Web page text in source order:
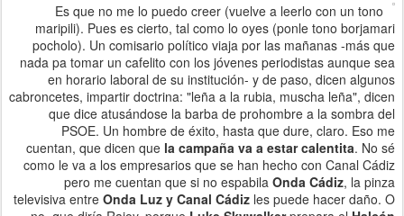
Es que no me lo puedo creer (vuelve a leerlo con un tono
maripili). Pues es cierto, tal como lo oyes (ponle tono borjamari
pocholo). Un comisario político viaja por las mañanas -más que
nada pa tomar un cafelito con los jóvenes periodistas aunque sea
en horario laboral de su institución- y de paso, dicen algunos
cabroncetes, impartir doctrina: "leña a la rubia, muscha leña", dicen
que dice atusándose la barba de prohombre a la sombra del
PSOE. Un hombre de éxito, hasta que dure, claro. Eso me
cuentan, que dicen que la campaña va a estar calentita. No sé
como le va a los empresarios que se han hecho con Canal Cádiz
pero me cuentan que si no espabila Onda Cádiz, la pinza
televisiva entre Onda Luz y Canal Cádiz les puede hacer daño. O